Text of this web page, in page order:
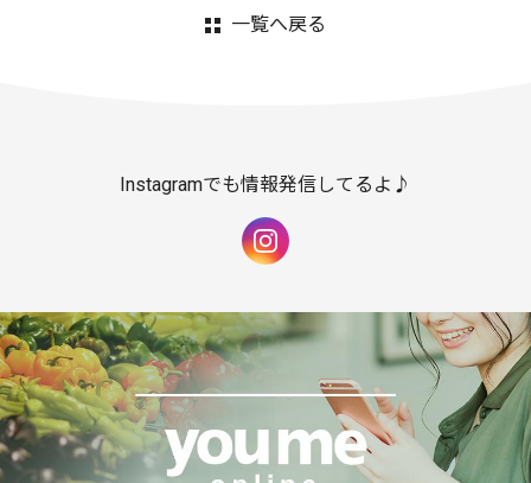
一覧へ戻る
Instagramでも情報発信してるよ♪